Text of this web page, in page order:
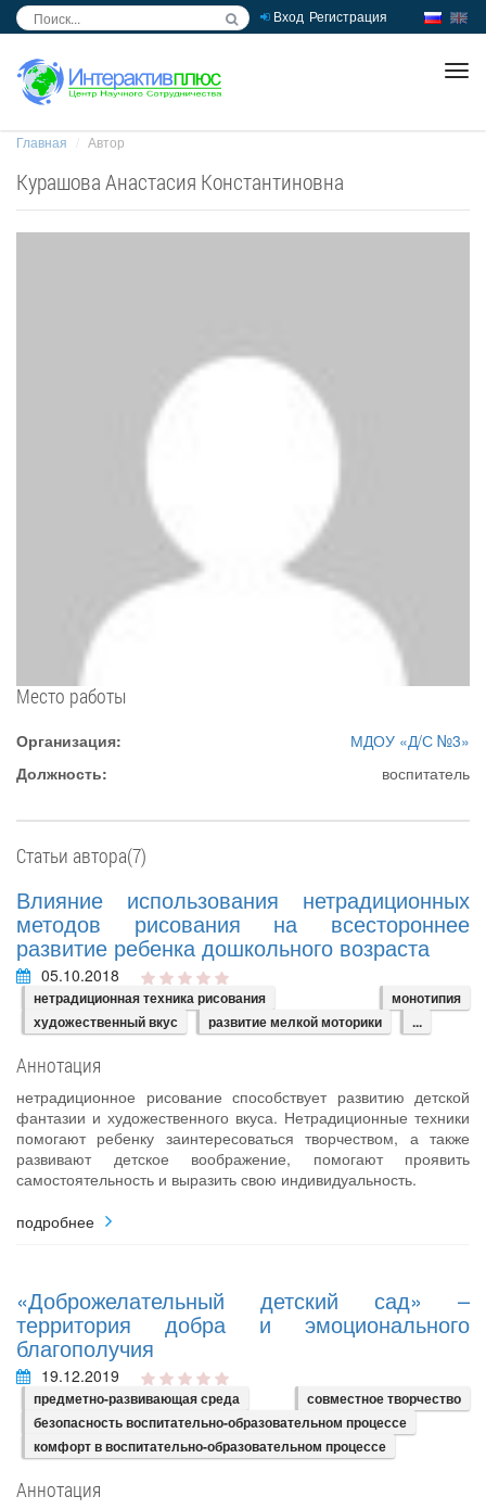
Вход Регистрация
Главная Автор
Курашова Анастасия Константиновна
Место работы
Организация:
МДОУ «Д/С №3»
Должность:
воспитатель
Статьи автора(7)
Влияние использования нетрадиционных
методов рисования на всестороннее
развитие ребенка дошкольного возраста
05.10.2018
нетрадиционная техника рисования
монотипия
художественный вкус
развитие мелкой моторики ...
Аннотация
нетрадиционное рисование способствует развитию детской
фантазии и художественного вкуса. Нетрадиционные техники
помогают ребенку заинтересоваться творчеством, а также
развивают детское воображение, помогают проявить
самостоятельность и выразить свою индивидуальность.
подробнее
«Доброжелательный детский сад» –
территория добра и эмоционального
благополучия
19.12.2019
предметно-развивающая среда
совместное творчество
безопасность воспитательно-образовательном процессе
комфорт в воспитательно-образовательном процессе
Аннотация